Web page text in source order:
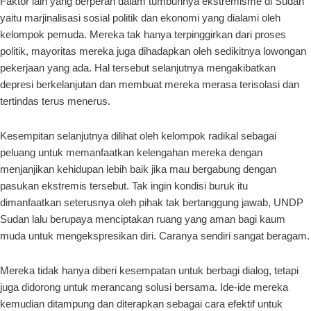
yaitu marjinalisasi sosial politik dan ekonomi yang dialami oleh
kelompok pemuda. Mereka tak hanya terpinggirkan dari proses
politik, mayoritas mereka juga dihadapkan oleh sedikitnya lowongan
pekerjaan yang ada. Hal tersebut selanjutnya mengakibatkan
depresi berkelanjutan dan membuat mereka merasa terisolasi dan
tertindas terus menerus.
Kesempitan selanjutnya dilihat oleh kelompok radikal sebagai
peluang untuk memanfaatkan kelengahan mereka dengan
menjanjikan kehidupan lebih baik jika mau bergabung dengan
pasukan ekstremis tersebut. Tak ingin kondisi buruk itu
dimanfaatkan seterusnya oleh pihak tak bertanggung jawab, UNDP
Sudan lalu berupaya menciptakan ruang yang aman bagi kaum
muda untuk mengekspresikan diri. Caranya sendiri sangat beragam.
Mereka tidak hanya diberi kesempatan untuk berbagi dialog, tetapi
juga didorong untuk merancang solusi bersama. Ide-ide mereka
kemudian ditampung dan diterapkan sebagai cara efektif untuk